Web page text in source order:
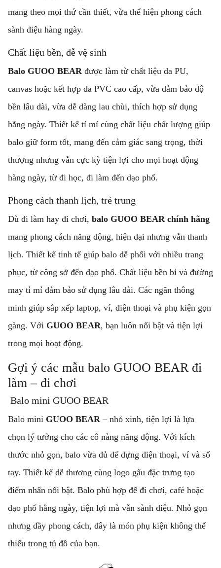
mang theo mọi thứ cần thiết, vừa thể hiện phong cách
sành điệu hàng ngày.
Chất liệu bền, dễ vệ sinh
Balo GUOO BEAR được làm từ chất liệu da PU,
canvas hoặc kết hợp da PVC cao cấp, vừa đảm bảo độ
bền lâu dài, vừa dễ dàng lau chùi, thích hợp sử dụng
hằng ngày. Thiết kế tỉ mỉ cùng chất liệu chất lượng giúp
balo giữ form tốt, mang đến cảm giác sang trọng, thời
thượng nhưng vẫn cực kỳ tiện lợi cho mọi hoạt động
hàng ngày, từ đi học, đi làm đến dạo phố.
Phong cách thanh lịch, trẻ trung
Dù đi làm hay đi chơi, balo GUOO BEAR chính hãng
mang phong cách năng động, hiện đại nhưng vẫn thanh
lịch. Thiết kế tinh tế giúp balo dễ phối với nhiều trang
phục, từ công sở đến dạo phố. Chất liệu bền bỉ và đường
may tỉ mỉ đảm bảo sử dụng lâu dài. Các ngăn thông
minh giúp sắp xếp laptop, ví, điện thoại và phụ kiện gọn
gàng. Với GUOO BEAR, bạn luôn nổi bật và tiện lợi
trong mọi hoạt động.
Gợi ý các mẫu balo GUOO BEAR đi
làm – đi chơi
Balo mini GUOO BEAR
Balo mini GUOO BEAR – nhỏ xinh, tiện lợi là lựa
chọn lý tưởng cho các cô nàng năng động. Với kích
thước nhỏ gọn, balo vừa đủ để đựng điện thoại, ví và sổ
tay. Thiết kế dễ thương cùng logo gấu đặc trưng tạo
điểm nhấn nổi bật. Balo phù hợp để đi chơi, café hoặc
dạo phố hằng ngày, tiện lợi mà vẫn sành điệu. Nhỏ gọn
nhưng đầy phong cách, đây là món phụ kiện không thể
thiếu trong tủ đồ của bạn.